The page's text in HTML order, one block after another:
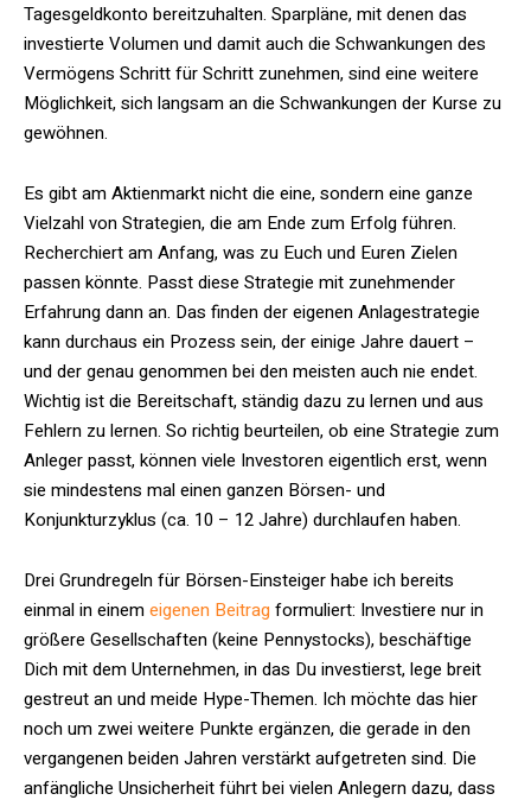
Tagesgeldkonto bereitzuhalten. Sparpläne, mit denen das
investierte Volumen und damit auch die Schwankungen des
Vermögens Schritt für Schritt zunehmen, sind eine weitere
Möglichkeit, sich langsam an die Schwankungen der Kurse zu
gewöhnen.
Es gibt am Aktienmarkt nicht die eine, sondern eine ganze
Vielzahl von Strategien, die am Ende zum Erfolg führen.
Recherchiert am Anfang, was zu Euch und Euren Zielen
passen könnte. Passt diese Strategie mit zunehmender
Erfahrung dann an. Das finden der eigenen Anlagestrategie
kann durchaus ein Prozess sein, der einige Jahre dauert –
und der genau genommen bei den meisten auch nie endet.
Wichtig ist die Bereitschaft, ständig dazu zu lernen und aus
Fehlern zu lernen. So richtig beurteilen, ob eine Strategie zum
Anleger passt, können viele Investoren eigentlich erst, wenn
sie mindestens mal einen ganzen Börsen- und
Konjunkturzyklus (ca. 10 – 12 Jahre) durchlaufen haben.
Drei Grundregeln für Börsen-Einsteiger habe ich bereits
einmal in einemeigenen Beitrag formuliert: Investiere nur in
größere Gesellschaften (keine Pennystocks), beschäftige
Dich mit dem Unternehmen, in das Du investierst, lege breit
gestreut an und meide Hype-Themen. Ich möchte das hier
noch um zwei weitere Punkte ergänzen, die gerade in den
vergangenen beiden Jahren verstärkt aufgetreten sind. Die
anfängliche Unsicherheit führt bei vielen Anlegern dazu, dass